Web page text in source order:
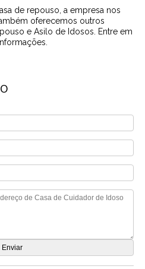
de repouso, a empresa nos
oferecemos outros
e Asilo de Idosos. Entre em